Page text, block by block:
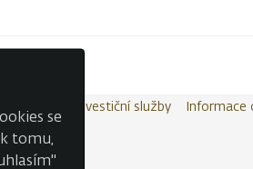
Investiční služby Informace
se
tomu,